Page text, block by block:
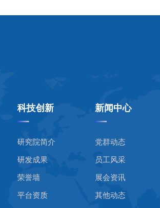
科技创新
研究院简介
研发成果
荣誉墙
平台资质
新闻中心
党群动态
员工风采
展会资讯
其他动态